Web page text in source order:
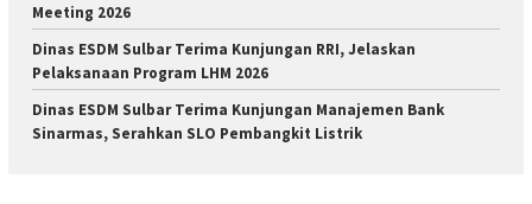
Meeting 2026
Dinas ESDM Sulbar Terima Kunjungan RRI, Jelaskan
Pelaksanaan Program LHM 2026
Dinas ESDM Sulbar Terima Kunjungan Manajemen Bank
Sinarmas, Serahkan SLO Pembangkit Listrik